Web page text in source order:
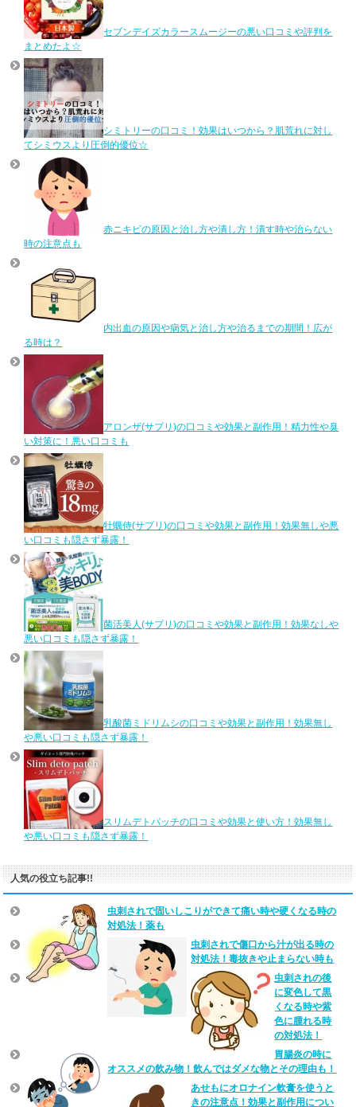
セブンデイズカラースムージーの悪い口コミや評判を
まとめたよ☆
シミトリーの口コミ！効果はいつから？肌荒れに対し
てシミウスより圧倒的優位☆
赤ニキビの原因と治し方や潰し方！潰す時や治らない
時の注意点も
内出血の原因や病気と治し方や治るまでの期間！広が
る時は？
アロンザ(サプリ)の口コミや効果と副作用！精力性や臭
い対策に！悪い口コミも
牡蠣侍(サプリ)の口コミや効果と副作用！効果無しや悪
い口コミも隠さず暴露！
菌活美人(サプリ)の口コミや効果と副作用！効果なしや
悪い口コミも隠さず暴露！
乳酸菌ミドリムシの口コミや効果と副作用！効果無し
や悪い口コミも隠さず暴露！
スリムデトパッチの口コミや効果と使い方！効果無し
や悪い口コミも隠さず暴露！
人気の役立ち記事!!
虫刺されで固いしこりができて痛い時や硬くなる時の
対処法！薬も
虫刺されで傷口から汁が出る時の
対処法！毒抜きや止まらない時も
虫刺されの後
に変色して黒
くなる時や紫
色に腫れる時
の対処法！
胃腸炎の時に
オススメの飲み物！飲んではダメな物とその理由も！
あせもにオロナイン軟膏を使うと
きの注意点！効果と副作用につい